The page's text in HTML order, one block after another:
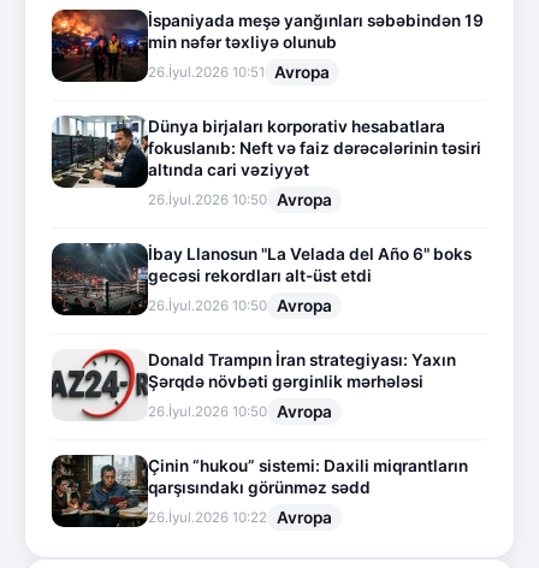
İspaniyada meşə yanğınları səbəbindən 19
min nəfər təxliyə olunub
26.İyul.2026 10:51 Avropa
Dünya birjaları korporativ hesabatlara
fokuslanıb: Neft və faiz dərəcələrinin təsiri
altında cari vəziyyət
26.İyul.2026 10:50 Avropa
İbay Llanosun "La Velada del Año 6" boks
gecəsi rekordları alt-üst etdi
26.İyul.2026 10:50 Avropa
Donald Trampın İran strategiyası: Yaxın
Şərqdə növbəti gərginlik mərhələsi
26.İyul.2026 10:50 Avropa
Çinin “hukou” sistemi: Daxili miqrantların
qarşısındakı görünməz sədd
26.İyul.2026 10:22 Avropa